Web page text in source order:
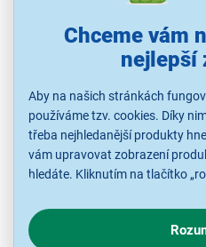
Chceme vám
nejlepší
Aby na našich stránkách
používáme tzv. cookies. Díky
třeba nejhledanější produkty
vám upravovat zobrazení
hledáte. Kliknutím na tlačítko
chování na webu pro
zajímají detaily, jak u nás s
Hisense 100U8Q
Mini LED SMART televize,
rozlišení 4K - UHD 3840 × 2160
Upscaler, 288Hz Game
Auto Game (VESA)1000 × 600
Skladem 1 ks.